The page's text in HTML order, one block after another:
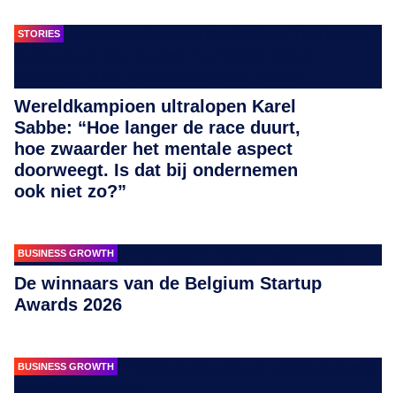
STORIES
Wereldkampioen ultralopen Karel
Sabbe: “Hoe langer de race duurt,
hoe zwaarder het mentale aspect
doorweegt. Is dat bij ondernemen
ook niet zo?”
BUSINESS GROWTH
De winnaars van de Belgium Startup
Awards 2026
BUSINESS GROWTH